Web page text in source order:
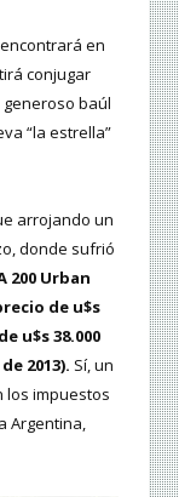
en
conjugar
baúl
“la estrella”
arrojando un
donde sufrió
200 Urban
de u$s
u$s 38.000
2013). Sí, un
los impuestos
Argentina,